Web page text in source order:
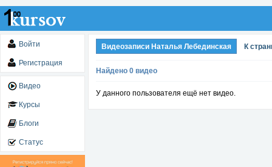
Войти
Регистрация
Видео
Курсы
Блоги
Статус
Видеозаписи Наталья Лебединская К
Найдено 0 видео
У данного пользователя ещё нет видео.